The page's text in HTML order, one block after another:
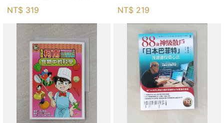
羅伯特．舒
NT$ 319 NT$ 219